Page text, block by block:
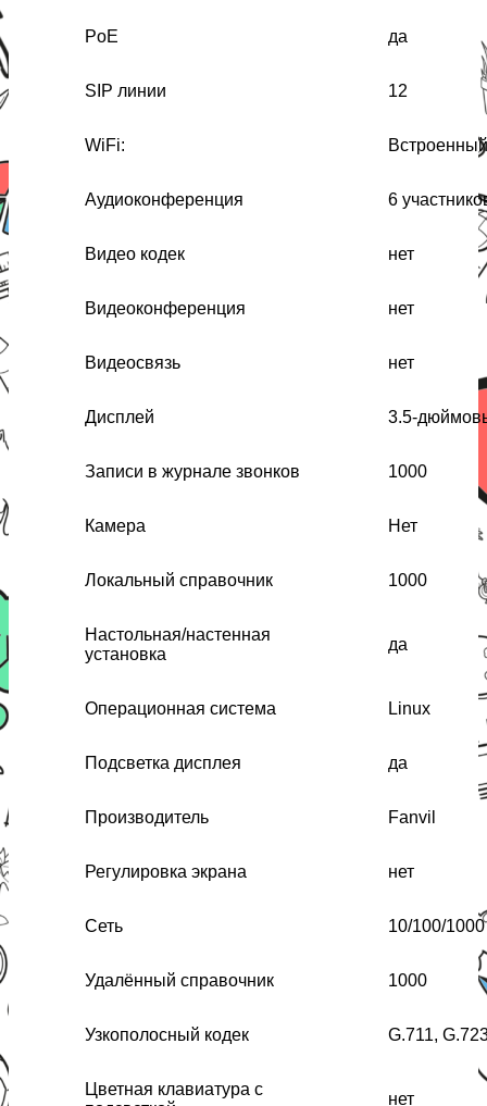
PoE да
SIP линии 12
WiFi:
Аудиоконференция 6
Видео кодек нет
Видеоконференция нет
Видеосвязь нет
Дисплей 3.5-
Записи в журнале звонков 1000
Камера Нет
Локальный справочник 1000
Настольная/настенная
установка
да
Операционная система Linux
Подсветка дисплея да
Производитель Fanvil
Регулировка экрана нет
Сеть 10/100/
Удалённый справочник 1000
Узкополосный кодек G.711,
Цветная клавиатура с
нет